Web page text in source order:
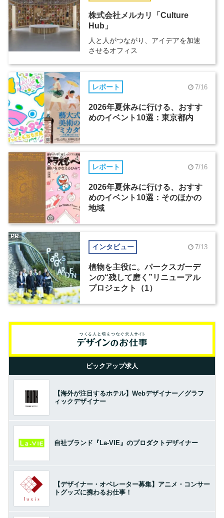
株式会社メルカリ「Culture
Hub」
人と人がつながり、アイデアを加速
させるオフィス
レポート 7/16
2026年夏休みに行ける、おすす
めのイベント10選：東京都内
レポート 7/16
2026年夏休みに行ける、おすす
めのイベント10選：そのほかの
地域
インタビュー 7/13
植物を主役に。パークスガーデ
ンの“残して磨く”リニューアル
プロジェクト（1）
PR
ピックアップ求人
【海外が注目するホテル】Webデザイナー／グラフ
ィックデザイナー
自社ブランド『La-VIE』のプロダクトデザイナー
【デザイナー・オペレーター募集】アニメ・コンサー
トグッズに携わるお仕事！